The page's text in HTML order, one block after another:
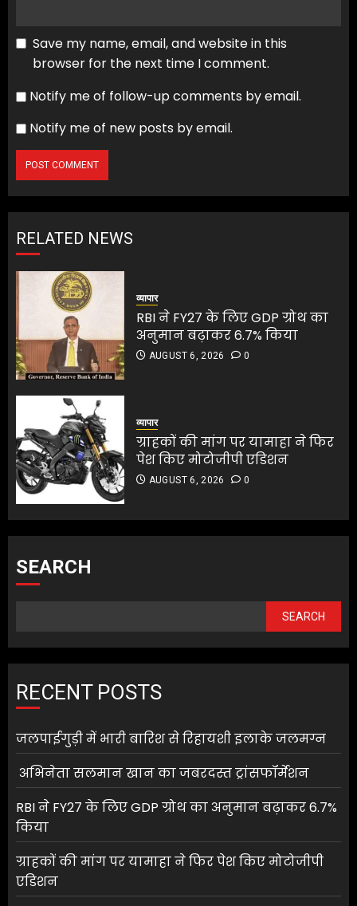
Save my name, email, and website in this
browser for the next time I comment.
Notify me of follow-up comments by email.
Notify me of new posts by email.
RELATED NEWS
व्यापार
RBI ने FY27 के लिए GDP ग्रोथ का
अनुमान बढ़ाकर 6.7% किया
AUGUST 6, 2026 0
व्यापार
ग्राहकों की मांग पर यामाहा ने फिर
पेश किए मोटोजीपी एडिशन
AUGUST 6, 2026 0
SEARCH
SEARCH
RECENT POSTS
जलपाईगुड़ी में भारी बारिश से रिहायशी इलाके जलमग्न
अभिनेता सलमान खान का जबरदस्त ट्रांसफॉर्मेशन
RBI ने FY27 के लिए GDP ग्रोथ का अनुमान बढ़ाकर 6.7%
किया
ग्राहकों की मांग पर यामाहा ने फिर पेश किए मोटोजीपी
एडिशन